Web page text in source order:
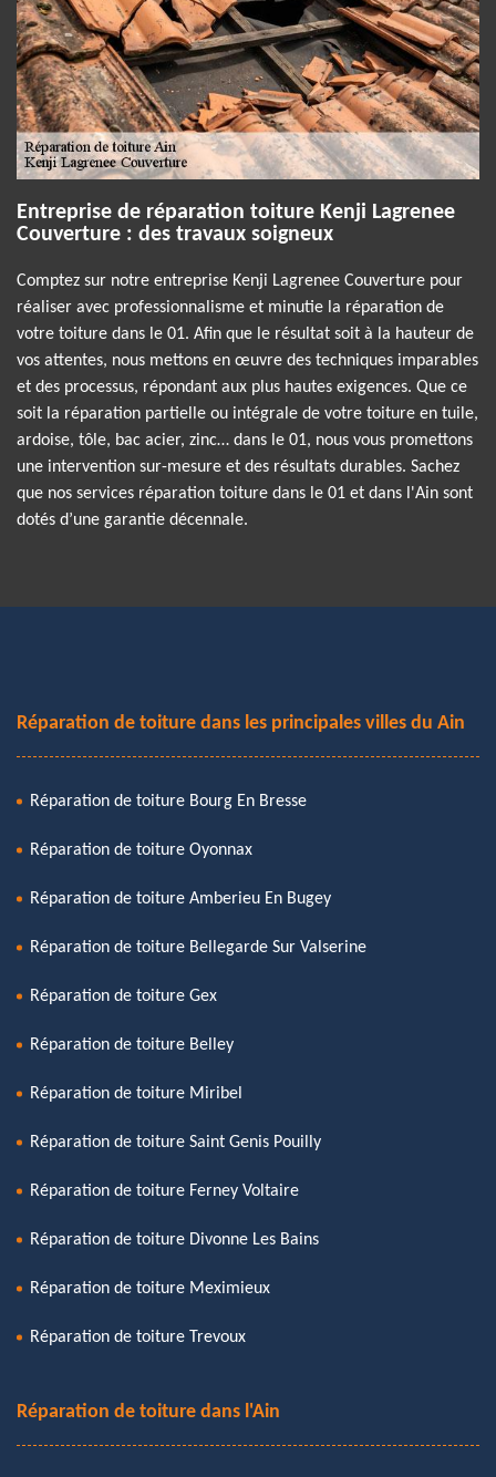
Entreprise de réparation toiture Kenji Lagrenee
Couverture : des travaux soigneux
Comptez sur notre entreprise Kenji Lagrenee Couverture pour
réaliser avec professionnalisme et minutie la réparation de
votre toiture dans le 01. Afin que le résultat soit à la hauteur de
vos attentes, nous mettons en œuvre des techniques imparables
et des processus, répondant aux plus hautes exigences. Que ce
soit la réparation partielle ou intégrale de votre toiture en tuile,
ardoise, tôle, bac acier, zinc… dans le 01, nous vous promettons
une intervention sur-mesure et des résultats durables. Sachez
que nos services réparation toiture dans le 01 et dans l'Ain sont
dotés d’une garantie décennale.
Réparation de toiture dans les principales villes du Ain
Réparation de toiture Bourg En Bresse
Réparation de toiture Oyonnax
Réparation de toiture Amberieu En Bugey
Réparation de toiture Bellegarde Sur Valserine
Réparation de toiture Gex
Réparation de toiture Belley
Réparation de toiture Miribel
Réparation de toiture Saint Genis Pouilly
Réparation de toiture Ferney Voltaire
Réparation de toiture Divonne Les Bains
Réparation de toiture Meximieux
Réparation de toiture Trevoux
Réparation de toiture dans l'Ain